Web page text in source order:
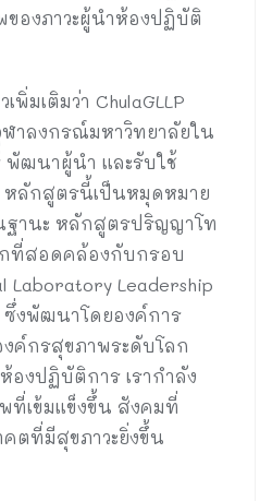
องภาวะผู้นำห้องปฏิบัติ
พิ่มเติมว่า ChulaGLLP
าลงกรณ์มหาวิทยาลัยใน
พัฒนาผู้นำ และรับใช้
ลักสูตรนี้เป็นหมุดหมาย
ฐานะ หลักสูตรปริญญาโท
ที่สอดคล้องกับกรอบ
Laboratory Leadership
ซึ่งพัฒนาโดยองค์การ
ค์กรสุขภาพระดับโลก
องปฏิบัติการ เรากำลัง
ที่เข้มแข็งขึ้น สังคมที่
ตที่มีสุขภาวะยิ่งขึ้น